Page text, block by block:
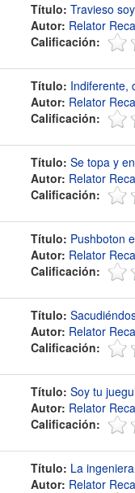
Título: Travieso
Autor: Relator
Calificación:
Título: Indiferente,
Autor: Relator
Calificación:
Título: Se topa y
Autor: Relator
Calificación:
Título: Pushboton
Autor: Relator
Calificación:
Título:
Autor: Relator
Calificación:
Título: Soy tu
Autor: Relator
Calificación:
Título: La
Autor: Relator